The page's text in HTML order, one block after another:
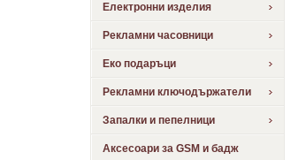
Електронни изделия
Рекламни часовници
Еко подаръци
Рекламни ключодържатели
Запалки и пепелници
Аксесоари за GSM и бадж